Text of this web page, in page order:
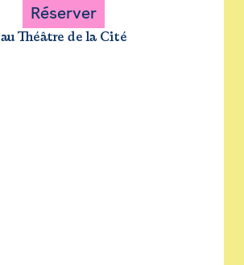
Réserver
au Théâtre de la Cité